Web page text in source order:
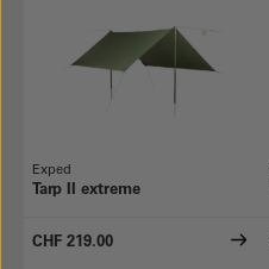
Exped
Tarp II extreme
CHF 219.00